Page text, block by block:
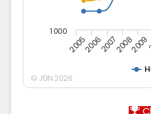
20052006200720082009
1 000
© JDN 2026